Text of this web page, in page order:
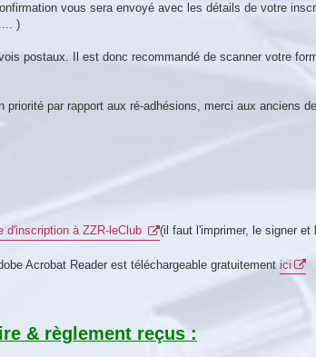
vous sera envoyé avec les détails de votre
)
postaux. Il est donc recommandé de scanner votre
par rapport aux ré-adhésions, merci aux anciens
d'inscription à ZZR-leClub (il faut l'imprimer, le signer et
Acrobat Reader est téléchargeable gratuitement ici
& règlement reçus :